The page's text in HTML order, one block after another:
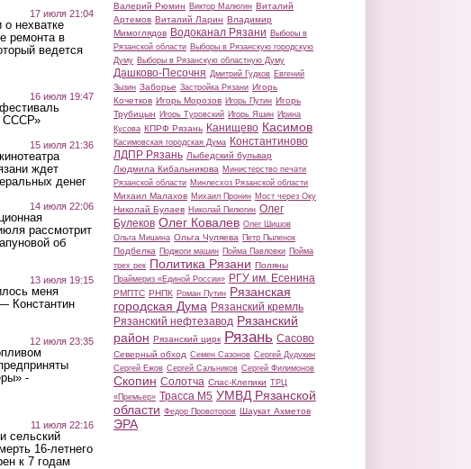
17 июля 21:04
нехватке
ремонта в
ведется
16 июля 19:47
СССР»
15 июля 21:36
ждет
денег
14 июля 22:06
рассмотрит
об
13 июля 19:15
меня
Константин
12 июля 23:35
-
11 июля 22:16
сельский
16-летнего
к 7 годам
Валерий Рюмин Виктор Малюгин Виталий
Артемов Виталий Ларин Владимир
Мимоглядов Водоканал Рязани Выборы в
Рязанской области Выборы в Рязанскую городскую
Думу Выборы в Рязанскую областную Думу
Дашково-Песочня Дмитрий Гудков Евгений
Зызин Заборье Застройка Рязани Игорь
Кочетков Игорь Морозов Игорь Путин Игорь
Трубицын Игорь Туровский Игорь Яшин Ирина
Кусова КПРФ Рязань Канищево Касимов
Касимовская городская Дума Константиново
ЛДПР Рязань Лыбедский бульвар
Людмила Кибальникова Министерство печати
Рязанской области Минлесхоз Рязанской области
Михаил Малахов Михаил Пронин Мост через Оку
Николай Булаев Николай Пилюгин Олег
Булеков Олег Ковалев Олег Шишов
Ольга Мишина Ольга Чуляева Петр Пыленок
Подбелка Поджоги машин Пойма Павловки Пойма
трех рек Политика Рязани Поляны
Праймериз «Единой России» РГУ им. Есенина
РМПТС РНПК Роман Путин Рязанская
городская Дума Рязанский кремль
Рязанский нефтезавод Рязанский
район Рязанский цирк Рязань Сасово
Северный обход Семен Сазонов Сергей Дудукин
Сергей Ежов Сергей Сальников Сергей Филимонов
Скопин Солотча Спас-Клепики ТРЦ
«Премьер» Трасса М5 УМВД Рязанской
области Федор Провоторов Шаукат Ахметов
ЭРА